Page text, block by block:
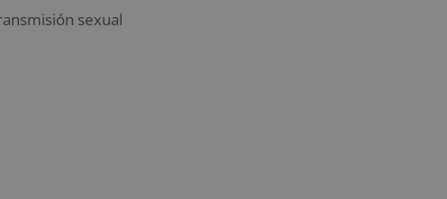
sexual